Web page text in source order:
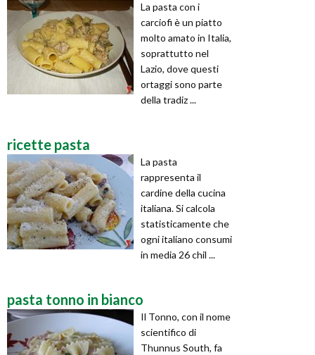
La pasta con i
carciofi è un piatto
molto amato in Italia,
soprattutto nel
Lazio, dove questi
ortaggi sono parte
della tradiz ...
ricette pasta
La pasta
rappresenta il
cardine della cucina
italiana. Si calcola
statisticamente che
ogni italiano consumi
in media 26 chil ...
pasta tonno in bianco
Il Tonno, con il nome
scientifico di
Thunnus South, fa